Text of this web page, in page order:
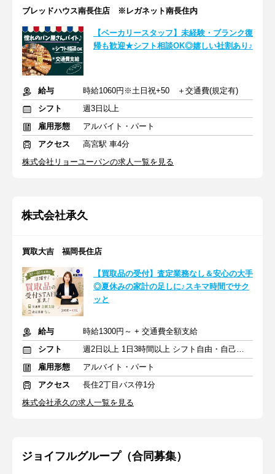
ブレッドハウス南長住店 ※レガネット南長住内
【ベーカリースタッフ】未経験・ブランク復
帰も歓迎★シフト相談OK◎嬉しい社割あり♪
給与
時給1060円※土日祝+50 ＋交通費(規定有)
シフト
週3日以上
雇用形態
アルバイト・パート
アクセス
高宮駅 車4分
株式会社リョーユーパンの求人一覧を見る
株式会社承久
買取大吉 福岡長住店
【買取品の受付】査定業務なし＆安心の大手
◎夏休みの家計の足しに♪スキマ時間でサク
ッと
給与
時給1300円～ + 交通費全額支給
シフト
週2日以上 1日3時間以上 シフト自由・自己申告
雇用形態
アルバイト・パート
アクセス
長住2丁目バス停1分
株式会社承久の求人一覧を見る
ジョイフルグループ（合同募集）